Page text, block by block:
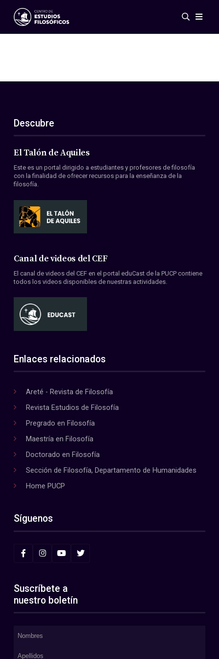
Eventos
ES
EN
Acerca de nosotros
Miembros
Convenios
Descubre
El Talón de Aquiles
Este es un portal dirigido a estudiantes y profesores de filosofía
con la finalidad de ofrecer recursos para la enseñanza de la
filosofía.
Canal de videos del CEF
El canal de videos del CEF en el portal eduCast de la PUCP contiene
todos los videos disponibles de nuestras actividades.
Enlaces relacionados
Areté - Revista de Filosofía
Revista Estudios de Filosofía
Pregrado en Filosofía
Maestría en Filosofía
Doctorado en Filosofía
Sección de Filosofía, Departamento de Humanidades
Home PUCP
Síguenos
Suscríbete a
nuestro boletín